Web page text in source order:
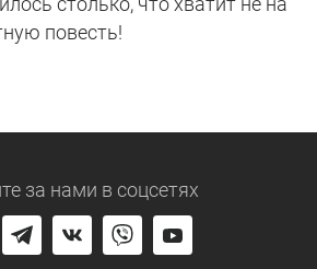
повесть!
за нами в соцсетях